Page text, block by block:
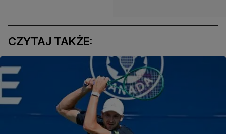
CZYTAJ TAKŻE: